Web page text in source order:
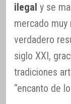
ilegal y se
mercado muy
verdadero
siglo XXI,
tradiciones
“encanto de